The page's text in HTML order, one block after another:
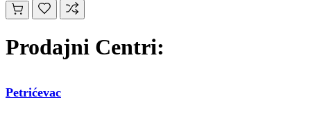
Prodajni Centri:
Petrićevac